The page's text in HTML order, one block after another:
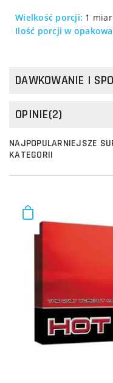
Wielkość porcji: 1
Ilość porcji w
DAWKOWANIE I
OPINIE(2)
NAJPOPULARNIEJSZE
KATEGORII